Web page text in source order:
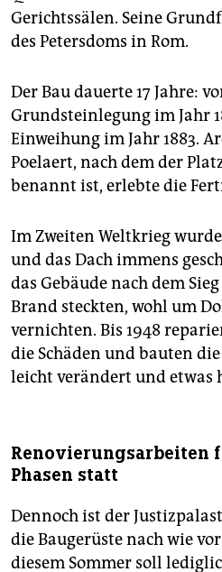
Gerichtssälen. Seine
des Petersdoms in Rom.
Der Bau dauerte 17 Jahre:
Grundsteinlegung im Jahr
Einweihung im Jahr 1883.
Poelaert, nach dem der
benannt ist, erlebte die
Im Zweiten Weltkrieg
und das Dach immens
das Gebäude nach dem
Brand steckten, wohl um
vernichten. Bis 1948
die Schäden und bauten
leicht verändert und etwas
Renovierungsarbeiten
Phasen statt
Dennoch ist der
die Baugerüste nach wie
diesem Sommer soll